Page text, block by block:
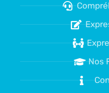
Nos